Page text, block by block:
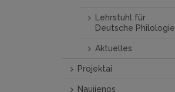
Lehrstuhl für
Deutsche Philologie
Aktuelles
Projektai
Naujienos